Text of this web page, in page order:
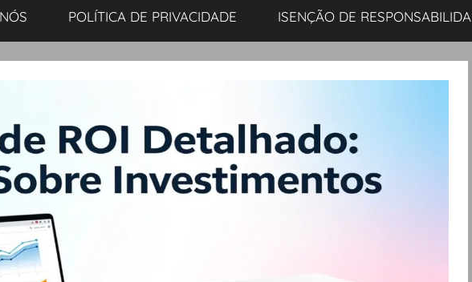
POLÍTICA DE PRIVACIDADE ISENÇÃO DE